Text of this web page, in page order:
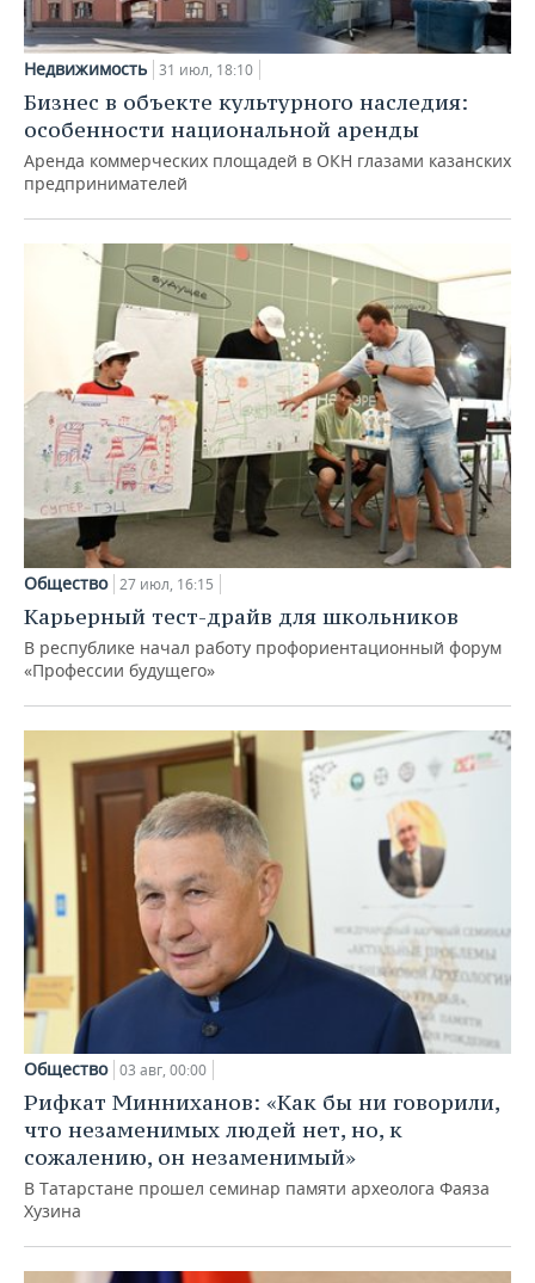
Недвижимость 31 июл, 18:10
Бизнес в объекте культурного наследия:
особенности национальной аренды
Аренда коммерческих площадей в ОКН глазами казанских
предпринимателей
Общество 27 июл, 16:15
Карьерный тест-драйв для школьников
В республике начал работу профориентационный форум
«Профессии будущего»
Общество 03 авг, 00:00
Рифкат Минниханов: «Как бы ни говорили,
что незаменимых людей нет, но, к
сожалению, он незаменимый»
В Татарстане прошел семинар памяти археолога Фаяза
Хузина